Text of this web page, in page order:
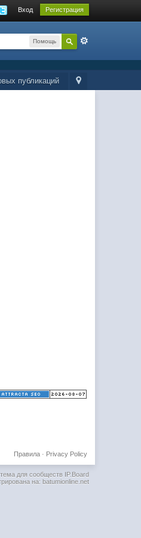
Вход Регистрация
Помощь
публикаций
Privacy Policy
Правила·
для сообществ IP.Board
на: batumionline.net